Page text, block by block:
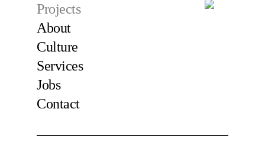
Projects
About
Culture
Services
Jobs
Contact